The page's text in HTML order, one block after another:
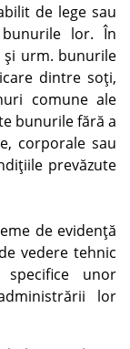
de lege sau
lor. În
şi urm. bunurile
dintre soţi,
comune ale
bunurile fără a
corporale sau
prevăzute
de evidenţă
vedere tehnic
unor
lor